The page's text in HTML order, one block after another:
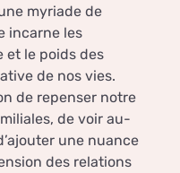
myriade de
incarne les
et le poids des
de nos vies.
de repenser notre
de voir au-
une nuance
des relations